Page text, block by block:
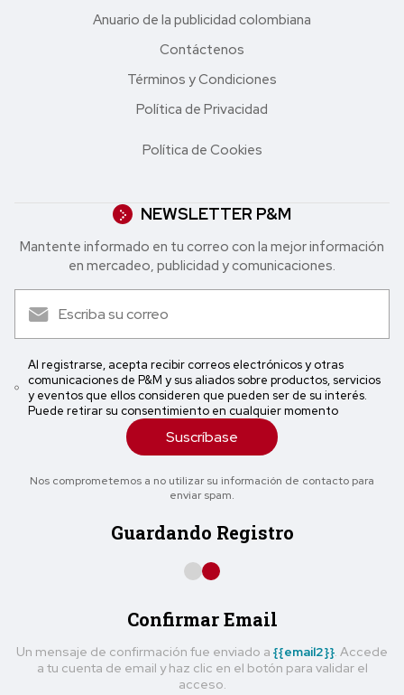
Anuario de la publicidad colombiana
Contáctenos
Términos y Condiciones
Política de Privacidad
Política de Cookies
NEWSLETTER P&M
Mantente informado en tu correo con la mejor in formación
en mercadeo, publicidad y comunicaciones.
Al registrarse, acepta recibir correos electrónicos y otras
comunicaciones de P&M y sus aliados sobre productos, servicios
y eventos que ellos consideren que pueden ser de su interés.
Puede retirar su consentimiento en cualquier momento
Suscríbase
Nos comprometemos a no utilizar su información de contacto para
enviar spam.
Guardando Registro
Confirmar Email
Un mensaje de confirmación fue enviado a {{email2}} . Accede
a tu cuenta de email y haz clic en el botón para validar el
acceso.